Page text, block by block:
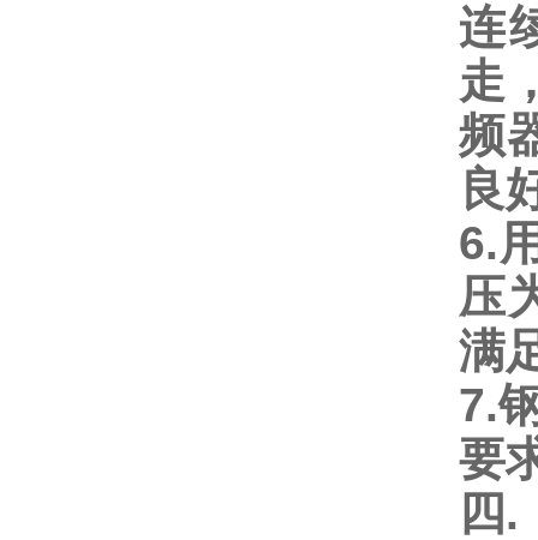
连
走
频
良
6.
压
满
7.
要
四.